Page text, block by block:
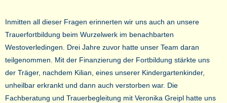
Inmitten all dieser Fragen erinnerten wir uns auch an unsere
Trauerfortbildung beim Wurzelwerk im benachbarten
Westoverledingen. Drei Jahre zuvor hatte unser Team daran
teilgenommen. Mit der Finanzierung der Fortbildung stärkte uns
der Träger, nachdem Kilian, eines unserer Kindergartenkinder,
unheilbar erkrankt und dann auch verstorben war. Die
Fachberatung und Trauerbegleitung mit Veronika Greipl hatte uns